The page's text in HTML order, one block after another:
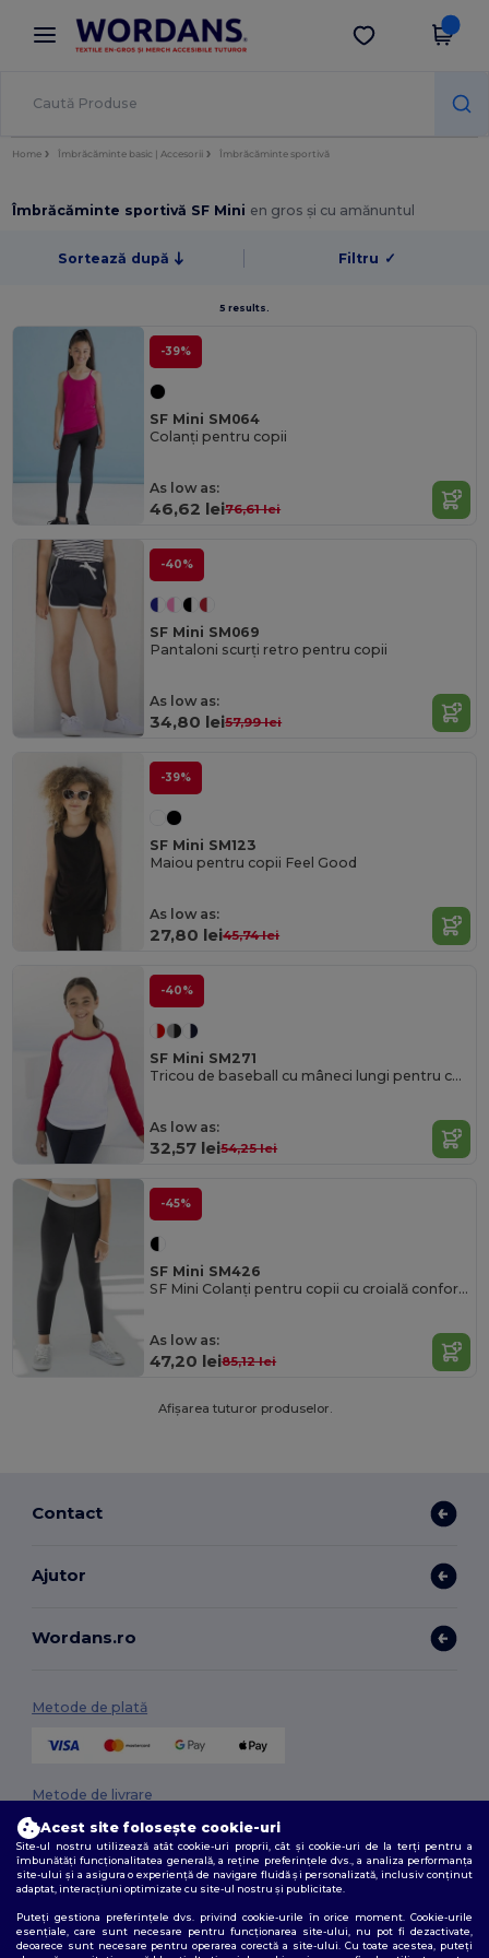
× Aplicația Wordans
Prețuri mai bune în aplicație!
Descarcă app
Home Îmbrăcăminte basic | Accesorii Îmbrăcăminte sportivă
Îmbrăcăminte sportivă SF Mini en gros și cu amănuntul
Sortează după Filtru ✓
5 results.
-39%
SF Mini SM064
Colanți pentru copii
As low as:
46,62 lei76,61 lei
-40%
SF Mini SM069
Pantaloni scurți retro pentru copii
As low as:
34,80 lei57,99 lei
-39%
SF Mini SM123
Maiou pentru copii Feel Good
As low as:
27,80 lei45,74 lei
-40%
SF Mini SM271
Tricou de baseball cu mâneci lungi pentru copii
As low as:
32,57 lei54,25 lei
-45%
SF Mini SM426
SF Mini Colanți pentru copii cu croială confortabilă și talie elastică
As low as:
47,20 lei85,12 lei
Afișarea tuturor produselor.
Contact
Ajutor
Wordans.ro
Metode de plată
Metode de livrare
Acest site folosește cookie-uri
Site-ul nostru utilizează atât cookie-uri proprii, cât și cookie-uri de la terți pentru a
îmbunătăți funcționalitatea generală, a reține preferințele dvs., a analiza performanța
site-ului și a asigura o experiență de navigare fluidă și personalizată, inclusiv conținut
adaptat, interacțiuni optimizate cu site-ul nostru și publicitate.
Puteți gestiona preferințele dvs. privind cookie-urile în orice moment. Cookie-urile
esențiale, care sunt necesare pentru funcționarea site-ului, nu pot fi dezactivate,
deoarece sunt necesare pentru operarea corectă a site-ului. Cu toate acestea, puteți